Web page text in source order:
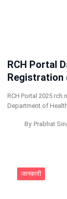
RCH Portal
Registration
RCH Portal 2025
Department of
By Prabhat
जानकारी